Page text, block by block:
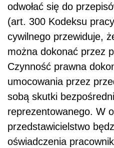
odwołać się do
(art. 300 Kodeksu
cywilnego przewiduje,
można dokonać przez
Czynność prawna
umocowania przez
sobą skutki
reprezentowanego. W
przedstawicielstwo
oświadczenia